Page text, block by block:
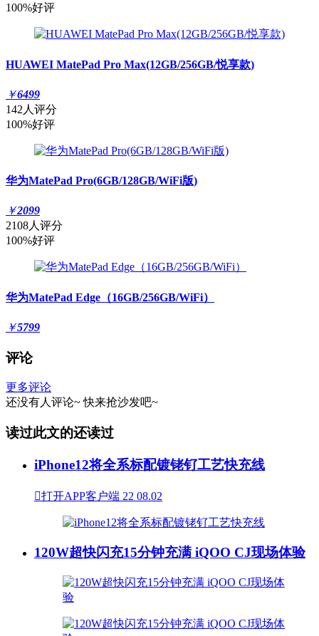
100%好评
HUAWEI MatePad Pro Max(12GB/256GB/悦享款)
￥6499
142人评分
100%好评
华为MatePad Pro(6GB/128GB/WiFi版)
￥2099
2108人评分
100%好评
华为MatePad Edge（16GB/256GB/WiFi）
￥5799
评论
更多评论
还没有人评论~ 快来抢沙发吧~
读过此文的还读过
iPhone12将全系标配镀铑钌工艺快充线
打开APP客户端 22 08.02
120W超快闪充15分钟充满 iQOO CJ现场体验